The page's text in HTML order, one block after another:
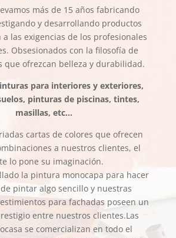
más de 15 años fabricando
y desarrollando productos
las exigencias de los profesionales
Obsesionados con la filosofía de
que ofrezcan belleza y durabilidad.
para interiores y exteriores,
pinturas de piscinas, tintes,
masillas, etc…
cartas de colores que ofrecen
a nuestros clientes, el
lo pone su imaginación.
la pintura monocapa para hacer
pintar algo sencillo y nuestras
para fachadas poseen un
entre nuestros clientes.Las
se comercializan en todo el